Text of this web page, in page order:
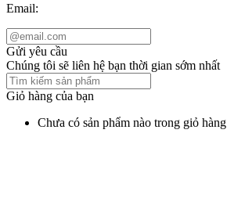
Email:
Gửi yêu cầu
Chúng tôi sẽ liên hệ bạn thời gian sớm nhất
Giỏ hàng của bạn
Chưa có sản phẩm nào trong giỏ hàng